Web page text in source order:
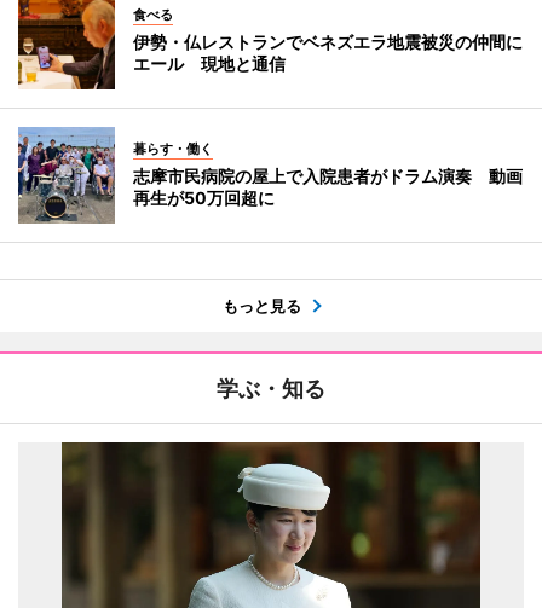
食べる
伊勢・仏レストランでベネズエラ地震被災の仲間に
エール 現地と通信
暮らす・働く
志摩市民病院の屋上で入院患者がドラム演奏 動画
再生が50万回超に
もっと見る
学ぶ・知る